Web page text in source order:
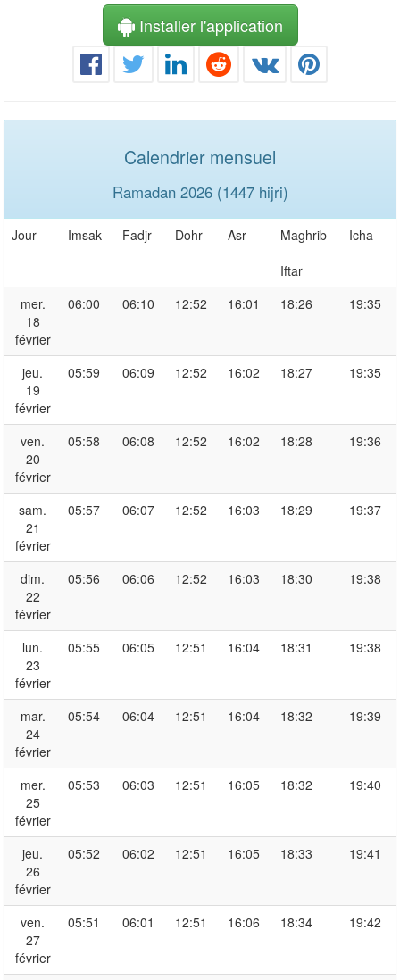
Installer l'application
Calendrier mensuel
Ramadan 2026 (1447 hijri)
Jour Imsak Fadjr Dohr Asr
Maghrib
Iftar
Icha
mer.
18
février
06:00 06:10 12:52 16:01 18:26 19:35
jeu.
19
février
05:59 06:09 12:52 16:02 18:27 19:35
ven.
20
février
05:58 06:08 12:52 16:02 18:28 19:36
sam.
21
février
05:57 06:07 12:52 16:03 18:29 19:37
dim.
22
février
05:56 06:06 12:52 16:03 18:30 19:38
lun.
23
février
05:55 06:05 12:51 16:04 18:31 19:38
mar.
24
février
05:54 06:04 12:51 16:04 18:32 19:39
mer.
25
février
05:53 06:03 12:51 16:05 18:32 19:40
jeu.
26
février
05:52 06:02 12:51 16:05 18:33 19:41
ven.
27
février
05:51 06:01 12:51 16:06 18:34 19:42